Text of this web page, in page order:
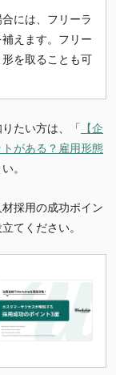
には、フリーラ
えます。フリー
を取ることも可
たい方は、「
【企
がある？雇用形態
。
採用の成功ポイン
てください。